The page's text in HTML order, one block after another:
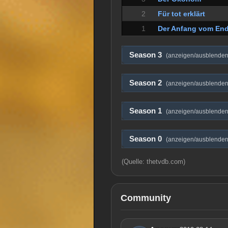
2 Für tot erklärt
1 Der Anfang vom
Season 3 (anzeigen/
Season 2 (anzeigen/
Season 1 (anzeigen/
Season 0 (anzeigen/
(Quelle: thetvdb.com)
Community